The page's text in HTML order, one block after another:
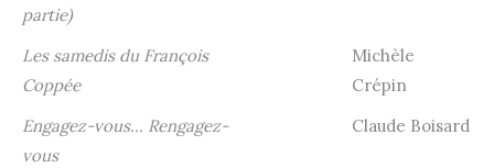
partie)
Les samedis du François
Coppée
Michèle
Crépin
Engagez-vous... Rengagez-
vous
Claude Boisard